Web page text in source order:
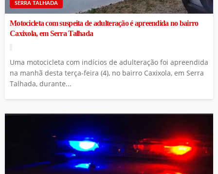
SERRA TALHADA
Motocicleta com suspeita de adulteração é apreendida no bairro
Caxixola, em Serra Talhada
Uma motocicleta com indícios de adulteração foi apreendida
na manhã desta terça-feira (4), no bairro Caxixola, em Serra
Talhada, durante...